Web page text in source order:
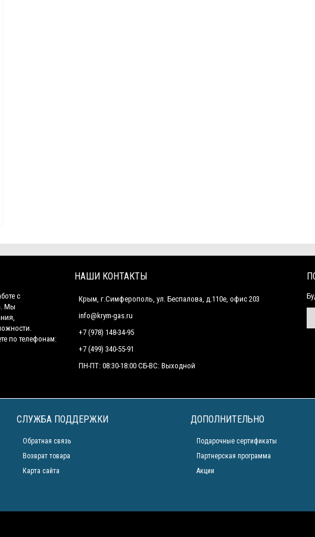
с
Мы
по телефонам:
НАШИ КОНТАКТЫ
Крым, г.Симферополь, ул. Беспалова, д.110е, офис 203
info@krym-gas.ru
+7 (978) 148-34-95
+7 (499) 340-55-91 ​
ПН-ПТ: 08:30-18:00 СБ-ВС: Выходной
СЛУЖБА ПОДДЕРЖКИ
Обратная связь
Возврат товара
Карта сайта
ДОПОЛНИТЕЛЬНО
Подарочные сертификаты
Партнерская программа
Акции